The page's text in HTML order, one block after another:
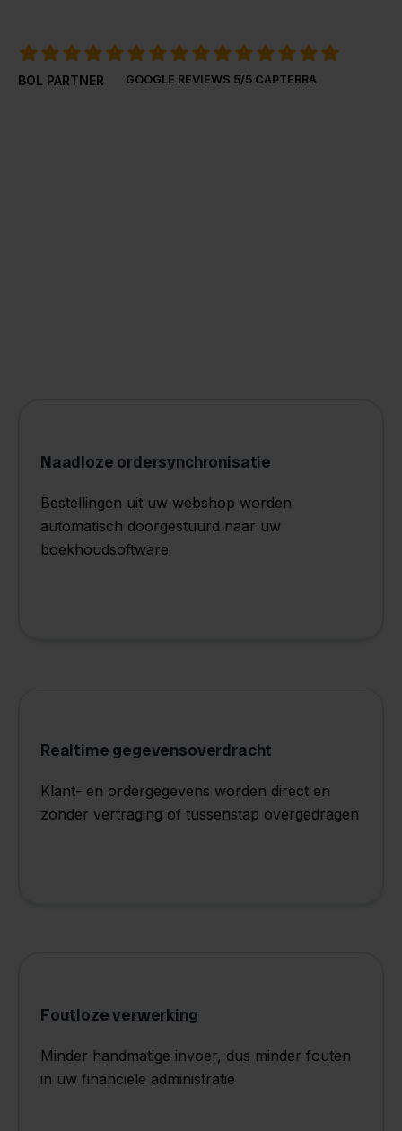
BOL PARTNER GOOGLE REVIEWS 5/5 CAPTERRA
Naadloze ordersynchronisatie
Bestellingen uit uw webshop worden
automatisch doorgestuurd naar uw
boekhoudsoftware
Realtime gegevensoverdracht
Klant- en ordergegevens worden direct en
zonder vertraging of tussenstap overgedragen
Foutloze verwerking
Minder handmatige invoer, dus minder fouten
in uw financiële administratie